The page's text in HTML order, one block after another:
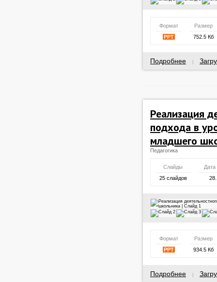
Формат
Размер
PPT
752.5 Кб
Подробнее
Реализация
подхода в
младшего
Педагогика
Слайды
Дата
25 слайдов
Формат
Размер
PPT
934.5 Кб
Подробнее